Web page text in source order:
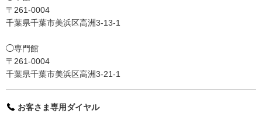
〒261-0004
千葉県千葉市美浜区高洲3-13-1
◯専門館
〒261-0004
千葉県千葉市美浜区高洲3-21-1
お客さま専用ダイヤル